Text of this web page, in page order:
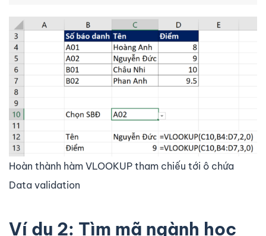
Hoàn thành hàm VLOOKUP tham chiếu tới ô chứa
Data validation
Ví dụ 2: Tìm mã ngành học